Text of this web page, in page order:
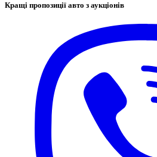
Кращі пропозиції авто з аукціонів